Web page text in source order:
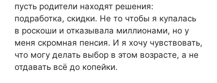
пусть родители находят решения:
подработка, скидки. Не то чтобы я купалась
в роскоши и отказывала миллионами, но у
меня скромная пенсия. И я хочу чувствовать,
что могу делать выбор в этом возрасте, а не
отдавать всё до копейки.